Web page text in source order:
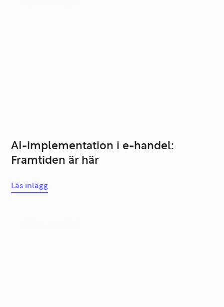
AI-implementation i e-handel:
Framtiden är här
Läs inlägg